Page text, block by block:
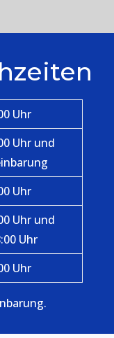
Uhr
Uhr und
Uhr
Uhr und
Uhr
Uhr